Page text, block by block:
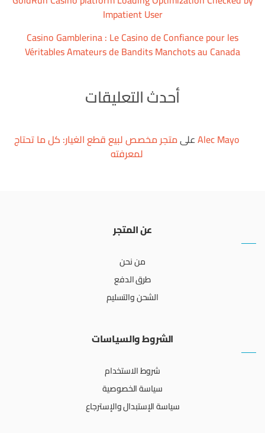
Impatient User
Casino Gamblerina : Le Casino de Confiance pour les
Véritables Amateurs de Bandits Manchots au Canada
أحدث التعليقات
Alec Mayoعلىمتجر مخصص لبيع قطع الغيار: كل ما تحتاج
لمعرفته
عن المتجر
من نحن
طرق الدفع
الشحن والتسليم
الشروط والسياسات
شروط الاستخدام
سياسة الخصوصية
سياسة الإستبدال والإسترجاع